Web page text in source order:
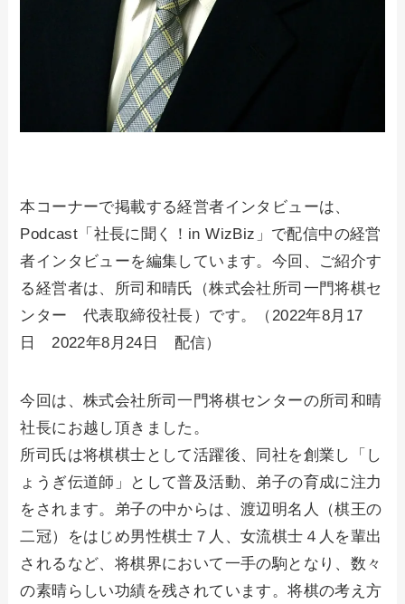
本コーナーで掲載する経営者インタビューは、
Podcast「社長に聞く！in WizBiz」で配信中の経営
者インタビューを編集しています。今回、ご紹介す
る経営者は、所司和晴氏（株式会社所司一門将棋セ
ンター 代表取締役社長）です。（2022年8月17
日 2022年8月24日 配信）
今回は、株式会社所司一門将棋センターの所司和晴
社長にお越し頂きました。
所司氏は将棋棋士として活躍後、同社を創業し「し
ょうぎ伝道師」として普及活動、弟子の育成に注力
をされます。弟子の中からは、渡辺明名人（棋王の
二冠）をはじめ男性棋士７人、女流棋士４人を輩出
されるなど、将棋界において一手の駒となり、数々
の素晴らしい功績を残されています。将棋の考え方